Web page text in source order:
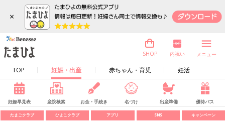
×
TOP 妊娠・出産 赤ちゃん・育児 妊活
SHOP 内祝い メニュー
妊娠早見表 産院検索 お金・手続き 名づけ 出産準備 優待パス
たまごクラブ ひよこクラブ アプリ SNS キャンペーン